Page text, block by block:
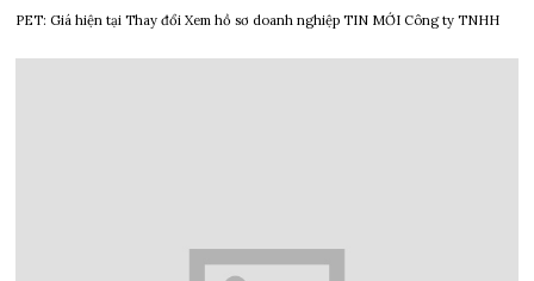
PET: Giá hiện tại Thay đổi Xem hồ sơ doanh nghiệp TIN MỚI Công ty TNHH